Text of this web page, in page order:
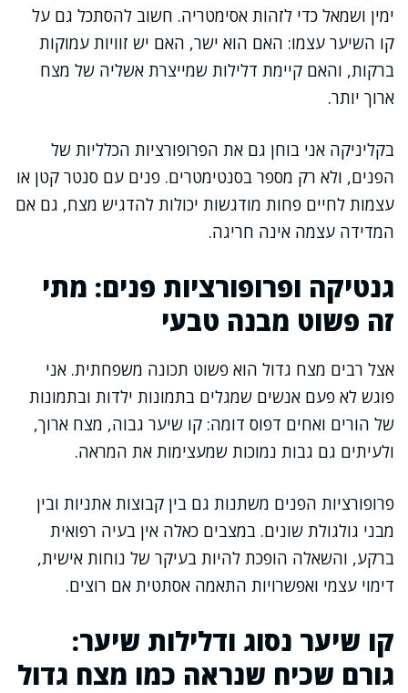
ימין ושמאל כדי לזהות אסימטריה. חשוב להסתכל גם על
קו השיער עצמו: האם הוא ישר, האם יש זוויות עמוקות
ברקות, והאם קיימת דלילות שמייצרת אשליה של מצח
ארוך יותר.
בקליניקה אני בוחן גם את הפרופורציות הכלליות של
הפנים, ולא רק מספר בסנטימטרים. פנים עם סנטר קטן או
עצמות לחיים פחות מודגשות יכולות להדגיש מצח, גם אם
המדידה עצמה אינה חריגה.
גנטיקה ופרופורציות פנים: מתי
זה פשוט מבנה טבעי
אצל רבים מצח גדול הוא פשוט תכונה משפחתית. אני
פוגש לא פעם אנשים שמגלים בתמונות ילדות ובתמונות
של הורים ואחים דפוס דומה: קו שיער גבוה, מצח ארוך,
ולעיתים גם גבות נמוכות שמעצימות את המראה.
פרופורציות הפנים משתנות גם בין קבוצות אתניות ובין
מבני גולגולת שונים. במצבים כאלה אין בעיה רפואית
ברקע, והשאלה הופכת להיות בעיקר של נוחות אישית,
דימוי עצמי ואפשרויות התאמה אסתטית אם רוצים.
קו שיער נסוג ודלילות שיער:
גורם שכיח שנראה כמו מצח גדול